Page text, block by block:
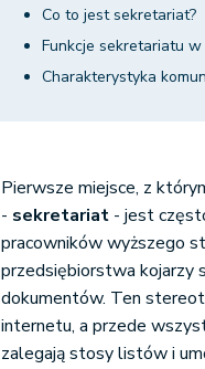
Co to jest sekretariat?
Funkcje sekretariatu w
Charakterystyka
Pierwsze miejsce, z
- sekretariat - jest
pracowników wyższego
przedsiębiorstwa kojarzy
dokumentów. Ten
internetu, a przede
zalegają stosy listów i